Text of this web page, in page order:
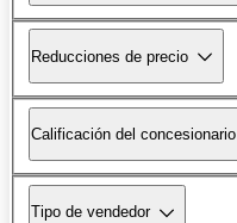
Reducciones de precio
Calificación del concesionario
Tipo de vendedor